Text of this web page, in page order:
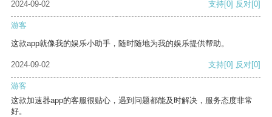
2024-09-02 支持[0] 反对[0]
游客
这款app就像我的娱乐小助手，随时随地为我的娱乐提供帮助。
2024-09-02 支持[0] 反对[0]
游客
这款加速器app的客服很贴心，遇到问题都能及时解决，服务态度非常
好。